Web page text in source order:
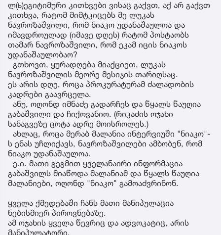
ლ(ь)ეგიტიმური კითხვები ვისაც გაქვთ, აქ არ გაქვთ
კითხვა, რატომ მიმტკიცებს მე ლუკას
ნავროზაშვილი, რომ ნიაკო უდანაშაულოა და
იმავდროულად (იმავე დღეს) რატომ პოსტაობს
თამარ ნავროზაშვილი, რომ ეკამ იცის ნიაკოს
უდანაშაულობაო?
გთხოვთ, ყურადღება მიაქციეთ, ლუკას
ნავროზაშვილის მეორე მესიჯის თარიღსაც.
ეს არის დღე, როცა პროკურატურამ ძალადობის
კადრები გაავრცელა.
ანუ, ოღონდ იმნაძე გადარჩეს და წყალს წაუღია
გაბაშვილი და ჩიქოვანიო. (რიკაძის ოჯახი
სანაგვეზე ცოტა ადრე მოისროლეს.)
ახლაც, როცა მერაბ მალანია ინტერვიუში "ნიაკო"-
ს ენას უჩლიქავს, ნავროზაშვილები ამბობენ, რომ
ნიაკო უდანაშაულოა.
ე.ი. მათი გეგმით ყველანაირი ინფორმაცია
გაბაშვილს მიაწოდა მალანიამ და წყალს წაუღია
მალანიები, ოღონდ "ნიაკო" გამოაძვრინონ.
ყველა ქმედებაში ჩანს მათი მანიპულაცია
ნებისმიერ პიროვნებაზე.
ამ ოჯახის ყველა წევრიც და ადვოკატიც, არის
მანიპულატორი.